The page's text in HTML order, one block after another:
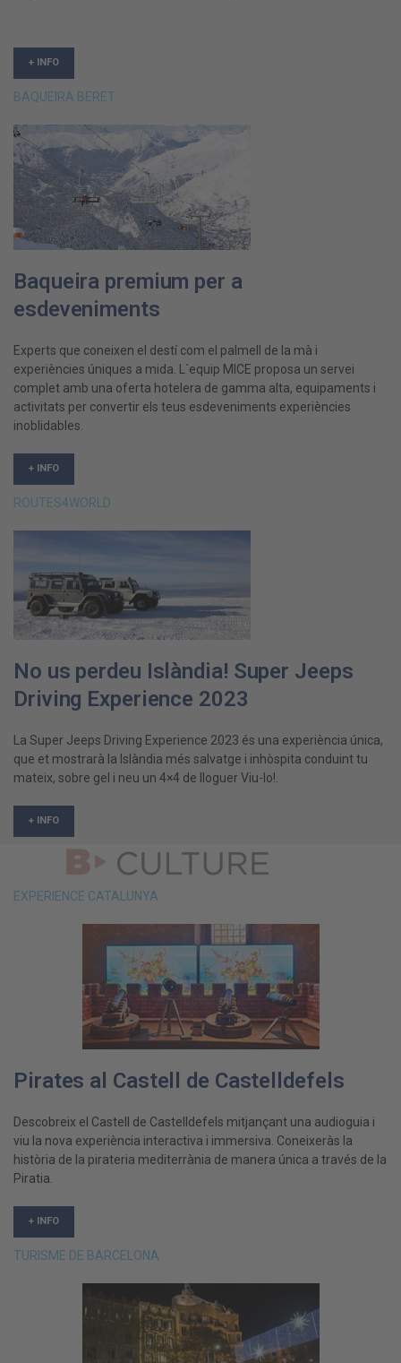
+ INFO
BAQUEIRA BERET
Baqueira premium per a
esdeveniments
Experts que coneixen el destí com el palmell de la mà i
experiències úniques a mida. L´equip MICE proposa un servei
complet amb una oferta hotelera de gamma alta, equipaments i
activitats per convertir els teus esdeveniments experiències
inoblidables.
+ INFO
ROUTES4WORLD
No us perdeu Islàndia! Super Jeeps
Driving Experience 2023
La Super Jeeps Driving Experience 2023 és una experiència única,
que et mostrarà la Islàndia més salvatge i inhòspita conduint tu
mateix, sobre gel i neu un 4×4 de lloguer Viu-lo!.
+ INFO
EXPERIENCE CATALUNYA
Pirates al Castell de Castelldefels
Descobreix el Castell de Castelldefels mitjançant una audioguia i
viu la nova experiència interactiva i immersiva. Coneixeràs la
història de la pirateria mediterrània de manera única a través de la
Piratia.
+ INFO
TURISME DE BARCELONA